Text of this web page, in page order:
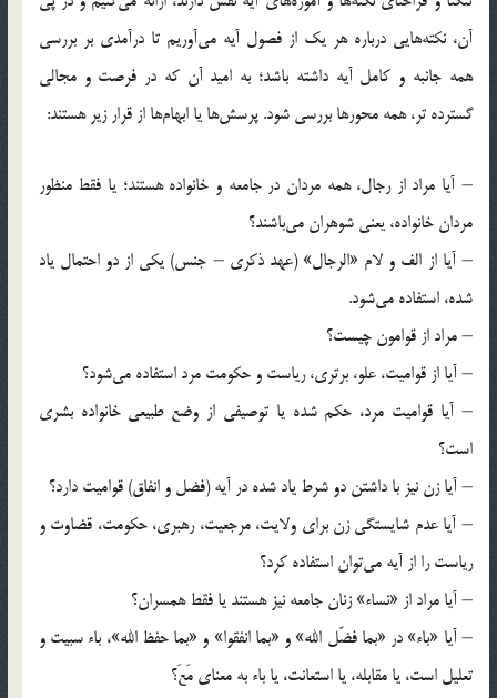
آن، نکته‌هایی درباره هر یک از فصول آیه می‌آوریم تا درآمدی بر بررسی
همه جانبه و کامل آیه داشته باشد؛ به امید آن که در فرصت و مجالی
گسترده تر، همه محورها بررسی شود. پرسش‌ها یا ابهام‌ها از قرار زیر هستند:
– آیا مراد از رجال، همه مردان در جامعه و خانواده هستند؛ یا فقط منظور
مردان خانواده، یعنی شوهران می‌باشند؟
– آیا از الف و لام «الرجال» (عهد ذکری – جنس) یکی از دو احتمال یاد
شده، استفاده می‌شود.
– مراد از قوامون چیست؟
– آیا از قوامیت، علو، برتری، ریاست و حکومت مرد استفاده می‌شود؟
– آیا قوامیت مرد، حکم شده یا توصیفی از وضع طبیعی خانواده بشری
است؟
– آیا زن نیز با داشتن دو شرط یاد شده در آیه (فضل و انفاق) قوامیت دارد؟
– آیا عدم شایستگی زن برای ولایت، مرجعیت، رهبری، حکومت، قضاوت و
ریاست را از آیه می‌توان استفاده کرد؟
– آیا مراد از «نساء» زنان جامعه نیز هستند یا فقط همسران؟
– آیا «باء» در «بما فضّل الله» و «بما انفقوا» و «بما حفظ الله»، باء سبیت و
تعلیل است، یا مقابله، یا استعانت، یا باء به معنای مَعَ؟